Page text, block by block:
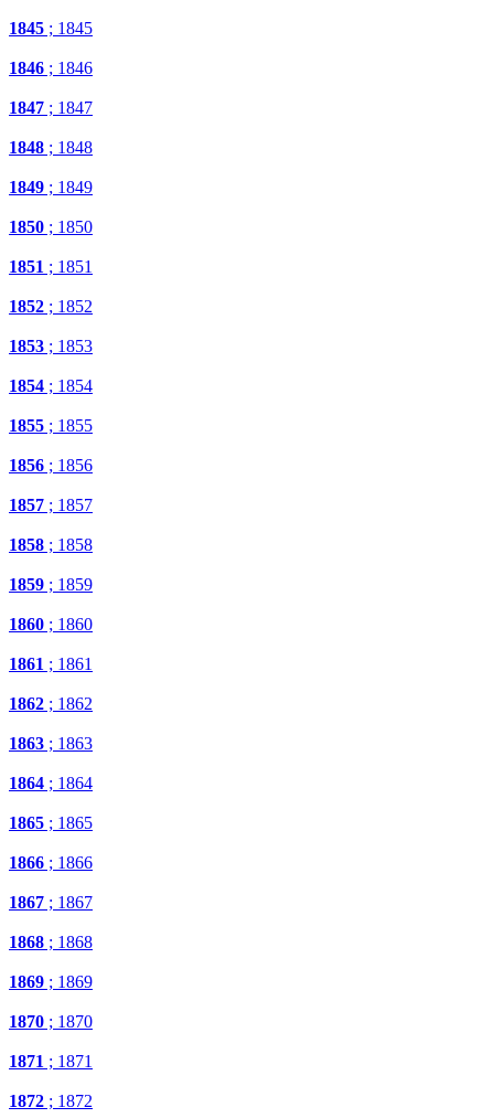
1845 ; 1845
1846 ; 1846
1847 ; 1847
1848 ; 1848
1849 ; 1849
1850 ; 1850
1851 ; 1851
1852 ; 1852
1853 ; 1853
1854 ; 1854
1855 ; 1855
1856 ; 1856
1857 ; 1857
1858 ; 1858
1859 ; 1859
1860 ; 1860
1861 ; 1861
1862 ; 1862
1863 ; 1863
1864 ; 1864
1865 ; 1865
1866 ; 1866
1867 ; 1867
1868 ; 1868
1869 ; 1869
1870 ; 1870
1871 ; 1871
1872 ; 1872